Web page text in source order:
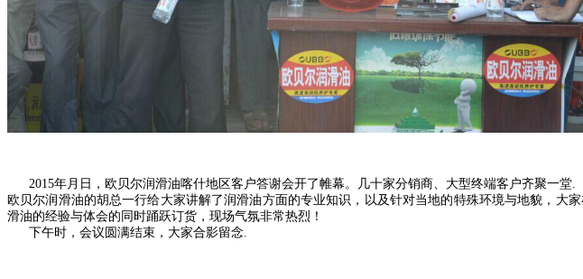
2015年月日，欧贝尔润滑油喀什地区客户答谢会开了帷幕。几十家分销商、大型终端客户齐聚一堂.
欧贝尔润滑油的胡总一行给大家讲解了润滑油方面的专业知识，以及针对当地的特殊环境与地貌，
滑油的经验与体会的同时踊跃订货，现场气氛非常热烈！
下午时，会议圆满结束，大家合影留念.